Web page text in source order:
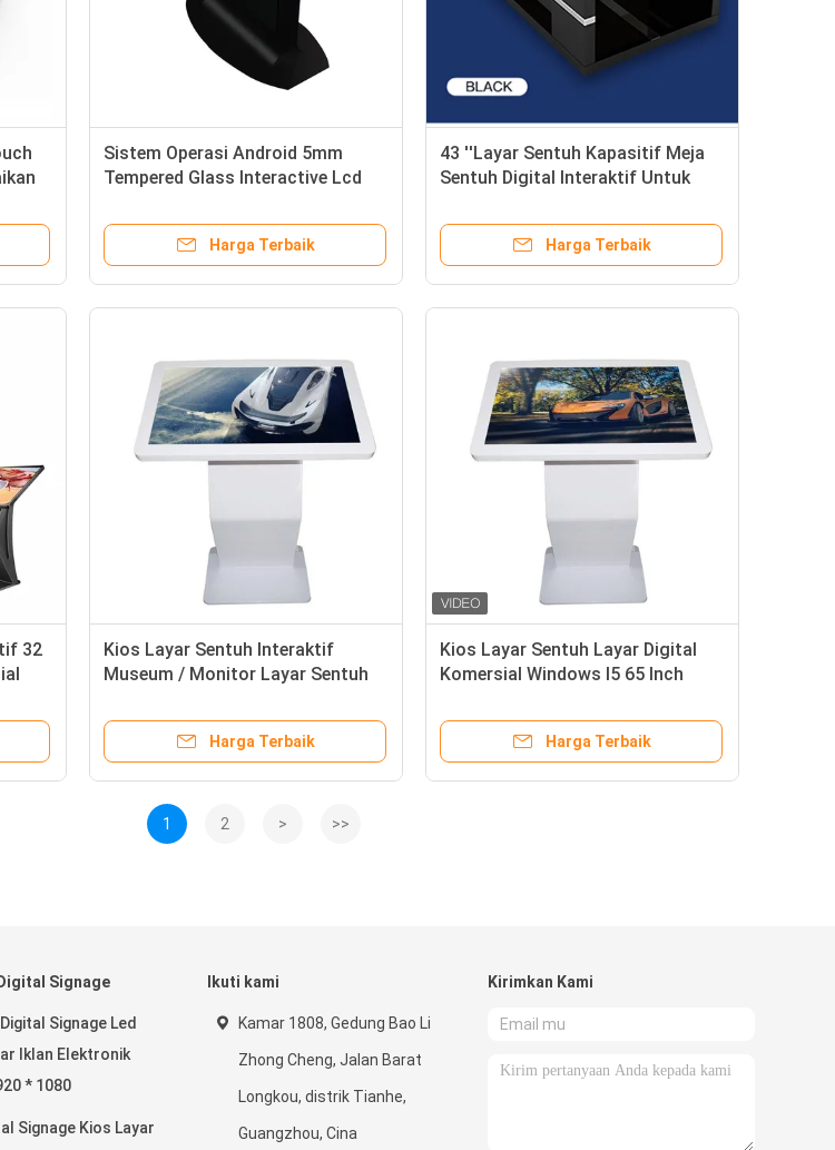
Sistem Operasi Android 5mm
Tempered Glass Interactive Lcd
Harga Terbaik
43 ''Layar Sentuh Kapasitif Meja
Sentuh Digital Interaktif Untuk
Harga Terbaik
32
Kios Layar Sentuh Interaktif
Museum / Monitor Layar Sentuh
Harga Terbaik
Kios Layar Sentuh Layar Digital
Komersial Windows I5 65 Inch
Harga Terbaik
1 2 > >>
Signage
Signage Led
Iklan Elektronik
* 1080
Signage Kios Layar
Ikuti kami
Kamar 1808, Gedung Bao Li
Zhong Cheng, Jalan Barat
Longkou, distrik Tianhe,
Guangzhou, Cina
Kirimkan Kami